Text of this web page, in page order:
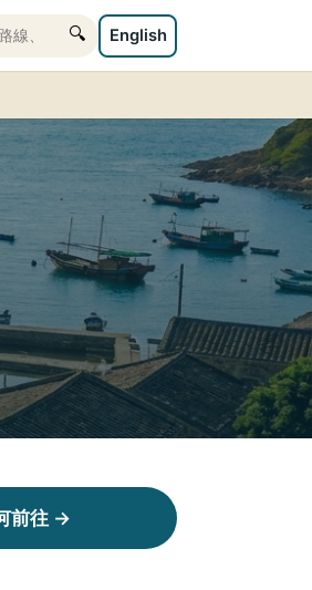
🔍 English
前往 →